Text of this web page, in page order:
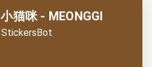
小猫咪 - MEONGGI
StickersBot